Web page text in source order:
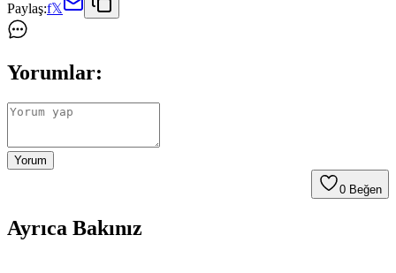
Paylaş:f𝕏
Yorumlar:
Yorum
0 Beğen
Ayrıca Bakınız